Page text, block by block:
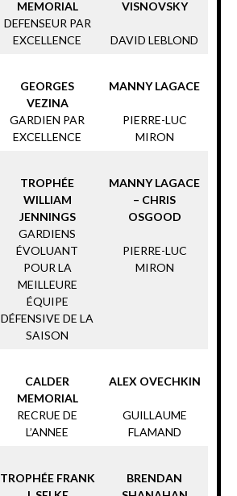
MEMORIAL
DEFENSEUR PAR
EXCELLENCE
VISNOVSKY
DAVID LEBLOND
GEORGES
VEZINA
GARDIEN PAR
EXCELLENCE
MANNY LAGACE
PIERRE-LUC
MIRON
TROPHÉE
WILLIAM
JENNINGS
GARDIENS
ÉVOLUANT
POUR LA
MEILLEURE
ÉQUIPE
DÉFENSIVE DE LA
SAISON
MANNY LAGACE
– CHRIS
OSGOOD
PIERRE-LUC
MIRON
CALDER
MEMORIAL
RECRUE DE
L’ANNEE
ALEX OVECHKIN
GUILLAUME
FLAMAND
TROPHÉE FRANK
BRENDAN